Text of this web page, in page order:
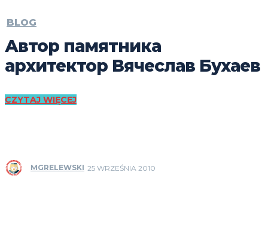
BLOG
Автор памятника
архитектор Вячеслав Бухаев
CZYTAJ WIĘCEJ
MGRELEWSKI 25 WRZEŚNIA 2010